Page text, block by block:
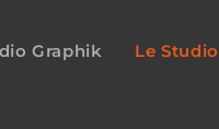
Graphik Le Studio